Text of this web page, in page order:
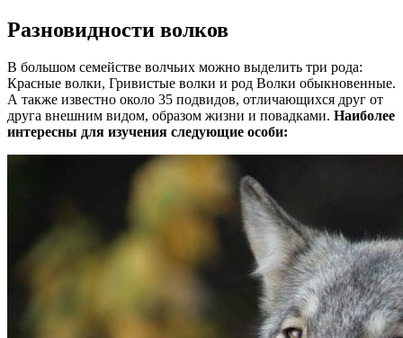
Разновидности волков
В большом семействе волчьих можно выделить три рода:
Красные волки, Гривистые волки и род Волки обыкновенные.
А также известно около 35 подвидов, отличающихся друг от
друга внешним видом, образом жизни и повадками. Наиболее
интересны для изучения следующие особи: